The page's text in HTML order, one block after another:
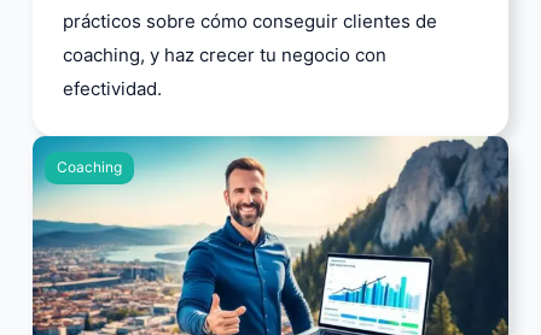
prácticos sobre cómo conseguir clientes de
coaching, y haz crecer tu negocio con
efectividad.
Coaching